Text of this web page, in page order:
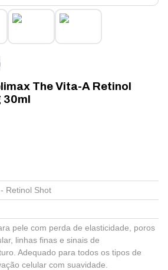
The Vita-A Retinol
30ml
Retinol Shot
pele com perda de elasticidade, poros
linhas finas e sinais de
Adequado para todos os tipos de
celular com suavidade.